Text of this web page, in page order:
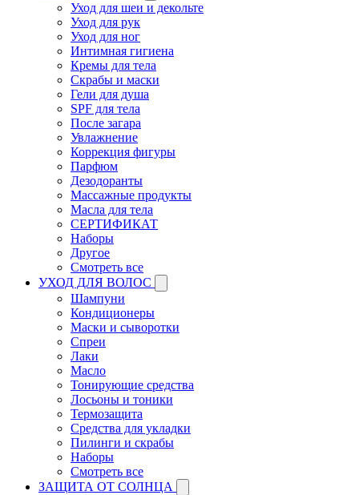
Уход для шеи и декольте
Уход для рук
Уход для ног
Интимная гигиена
Кремы для тела
Скрабы и маски
Гели для душа
SPF для тела
После загара
Увлажнение
Коррекция фигуры
Парфюм
Дезодоранты
Массажные продукты
Масла для тела
СЕРТИФИКАТ
Наборы
Другое
Смотреть все
УХОД ДЛЯ ВОЛОС
Шампуни
Кондиционеры
Маски и сыворотки
Спреи
Лаки
Масло
Тонирующие средства
Лосьоны и тоники
Термозащита
Средства для укладки
Пилинги и скрабы
Наборы
Смотреть все
ЗАЩИТА ОТ СОЛНЦА